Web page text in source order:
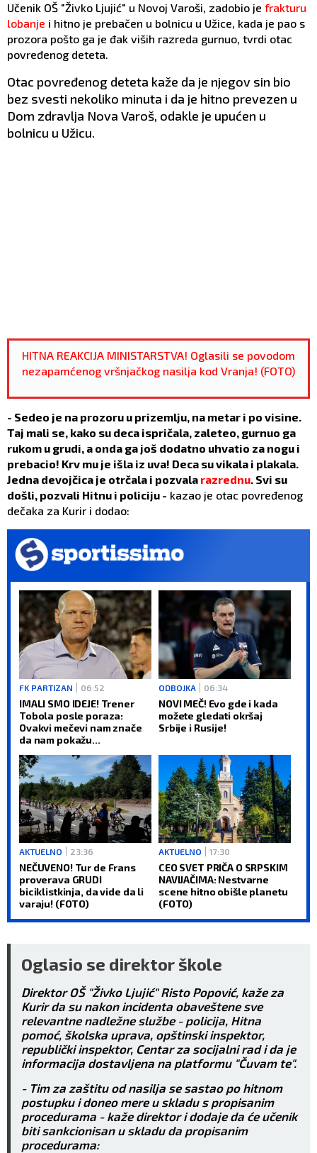
Učenik OŠ "Živko Ljujić" u Novoj Varoši, zadobio je frakturu
lobanje i hitno je prebačen u bolnicu u Užice, kada je pao s
prozora pošto ga je đak viših razreda gurnuo, tvrdi otac
povređenog deteta.
Otac povređenog deteta kaže da je njegov sin bio
bez svesti nekoliko minuta i da je hitno prevezen u
Dom zdravlja Nova Varoš, odakle je upućen u
bolnicu u Užicu.
HITNA REAKCIJA MINISTARSTVA! Oglasili se povodom
nezapamćenog vršnjačkog nasilja kod Vranja! (FOTO)
- Sedeo je na prozoru u prizemlju, na metar i po visine.
Taj mali se, kako su deca ispričala, zaleteo, gurnuo ga
rukom u grudi, a onda ga još dodatno uhvatio za nogu i
prebacio! Krv mu je išla iz uva! Deca su vikala i plakala.
Jedna devojčica je otrčala i pozvala razrednu. Svi su
došli, pozvali Hitnu i policiju - kazao je otac povređenog
dečaka za Kurir i dodao:
FK PARTIZAN 06:52
IMALI SMO IDEJE! Trener
Tobola posle poraza:
Ovakvi mečevi nam znače
da nam pokažu...
ODBOJKA 06:34
NOVI MEČ! Evo gde i kada
možete gledati okršaj
Srbije i Rusije!
AKTUELNO 23:36
NEČUVENO! Tur de Frans
proverava GRUDI
biciklistkinja, da vide da li
varaju! (FOTO)
AKTUELNO 17:30
CEO SVET PRIČA O SRPSKIM
NAVIJAČIMA: Nestvarne
scene hitno obišle planetu
(FOTO)
Oglasio se direktor škole
Direktor OŠ "Živko Ljujić" Risto Popović, kaže za
Kurir da su nakon incidenta obaveštene sve
relevantne nadležne službe - policija, Hitna
pomoć, školska uprava, opštinski inspektor,
republički inspektor, Centar za socijalni rad i da je
informacija dostavljena na platformu "Čuvam te".
- Tim za zaštitu od nasilja se sastao po hitnom
postupku i doneo mere u skladu s propisanim
procedurama - kaže direktor i dodaje da će učenik
biti sankcionisan u skladu da propisanim
procedurama: